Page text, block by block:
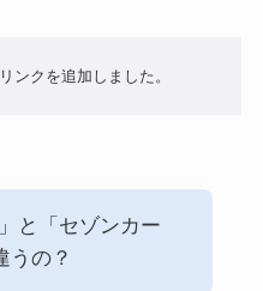
ンクを追加しました。
と「セゾンカー
うの？